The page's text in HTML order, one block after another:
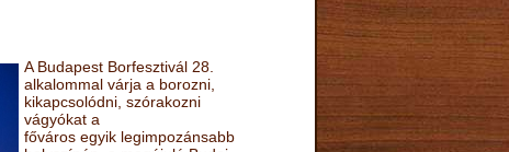
A Budapest Borfesztivál 28.
alkalommal várja a borozni,
kikapcsolódni, szórakozni
vágyókat a
főváros egyik legimpozánsabb